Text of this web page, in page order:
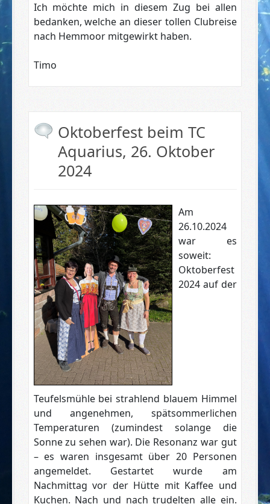
Ich möchte mich in diesem Zug bei allen
bedanken, welche an dieser tollen Clubreise
nach Hemmoor mitgewirkt haben.
Timo
Oktoberfest beim TC
Aquarius, 26. Oktober
2024
Am
26.10.2024
war es
soweit:
Oktoberfest
2024 auf der
Teufelsmühle bei strahlend blauem Himmel
und angenehmen, spätsommerlichen
Temperaturen (zumindest solange die
Sonne zu sehen war). Die Resonanz war gut
– es waren insgesamt über 20 Personen
angemeldet. Gestartet wurde am
Nachmittag vor der Hütte mit Kaffee und
Kuchen. Nach und nach trudelten alle ein.